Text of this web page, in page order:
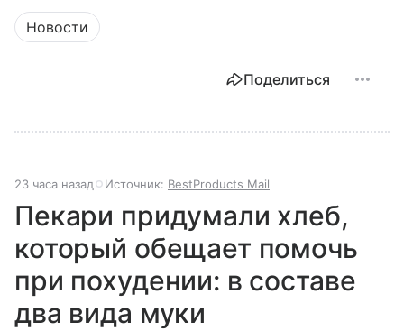
Новости
Поделиться
23 часа назад Источник: BestProducts Mail
Пекари придумали хлеб,
который обещает помочь
при похудении: в составе
два вида муки